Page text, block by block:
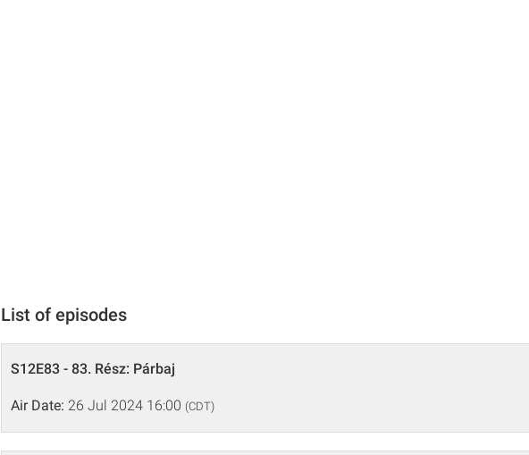
List of episodes
S12E83 - 83. Rész: Párbaj
Air Date: 26 Jul 2024 16:00 (CDT)